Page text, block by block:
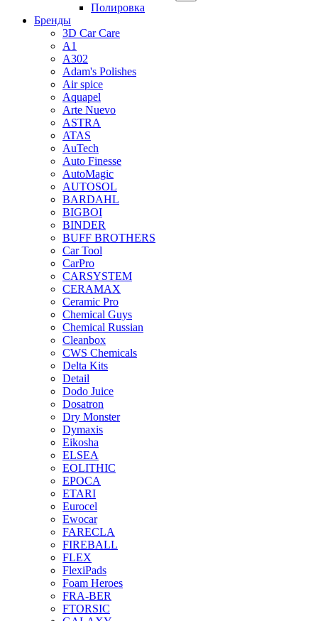
Полировка
Бренды
3D Car Care
A1
A302
Adam's Polishes
Air spice
Aquapel
Arte Nuevo
ASTRA
ATAS
AuTech
Auto Finesse
AutoMagic
AUTOSOL
BARDAHL
BIGBOI
BINDER
BUFF BROTHERS
Car Tool
CarPro
CARSYSTEM
CERAMAX
Ceramic Pro
Chemical Guys
Chemical Russian
Cleanbox
CWS Chemicals
Delta Kits
Detail
Dodo Juice
Dosatron
Dry Monster
Dymaxis
Eikosha
ELSEA
EOLITHIC
EPOCA
ETARI
Eurocel
Ewocar
FARECLA
FIREBALL
FLEX
FlexiPads
Foam Heroes
FRA-BER
FTORSIC